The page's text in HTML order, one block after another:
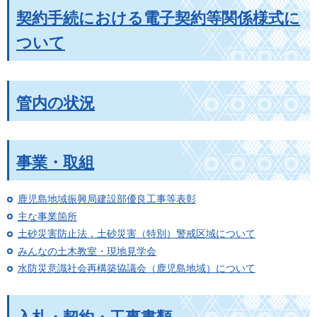
契約手続における電子契約等関係様式に
ついて
管内の状況
事業・取組
鹿児島地域振興局建設部優良工事等表彰
主な事業箇所
土砂災害防止法，土砂災害（特別）警戒区域について
みんなの土木教室・現地見学会
水防災意識社会再構築協議会（鹿児島地域）について